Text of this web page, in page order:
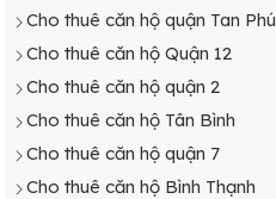
Cho thuê căn hộ quận Tan Phú
Cho thuê căn hộ Quận 12
Cho thuê căn hộ quận 2
Cho thuê căn hộ Tân Bình
Cho thuê căn hộ quận 7
Cho thuê căn hộ Bình Thạnh